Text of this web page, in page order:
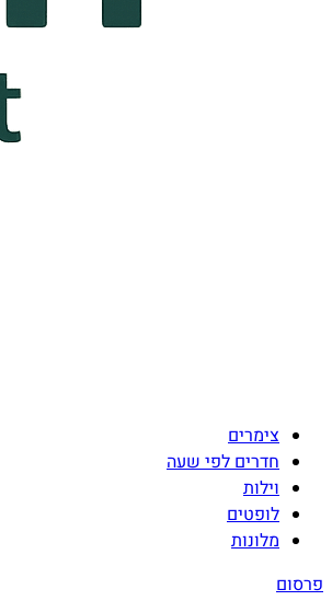
צימרים
חדרים לפי שעה
וילות
לופטים
מלונות
פרסום